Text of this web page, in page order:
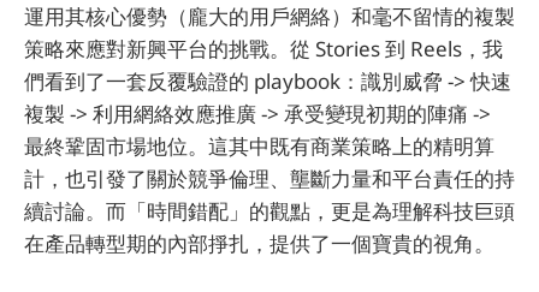
運用其核心優勢（龐大的用戶網絡）和毫不留情的複製
策略來應對新興平台的挑戰。從 Stories 到 Reels，我
們看到了一套反覆驗證的 playbook：識別威脅 -> 快速
複製 -> 利用網絡效應推廣 -> 承受變現初期的陣痛 ->
最終鞏固市場地位。這其中既有商業策略上的精明算
計，也引發了關於競爭倫理、壟斷力量和平台責任的持
續討論。而「時間錯配」的觀點，更是為理解科技巨頭
在產品轉型期的內部掙扎，提供了一個寶貴的視角。